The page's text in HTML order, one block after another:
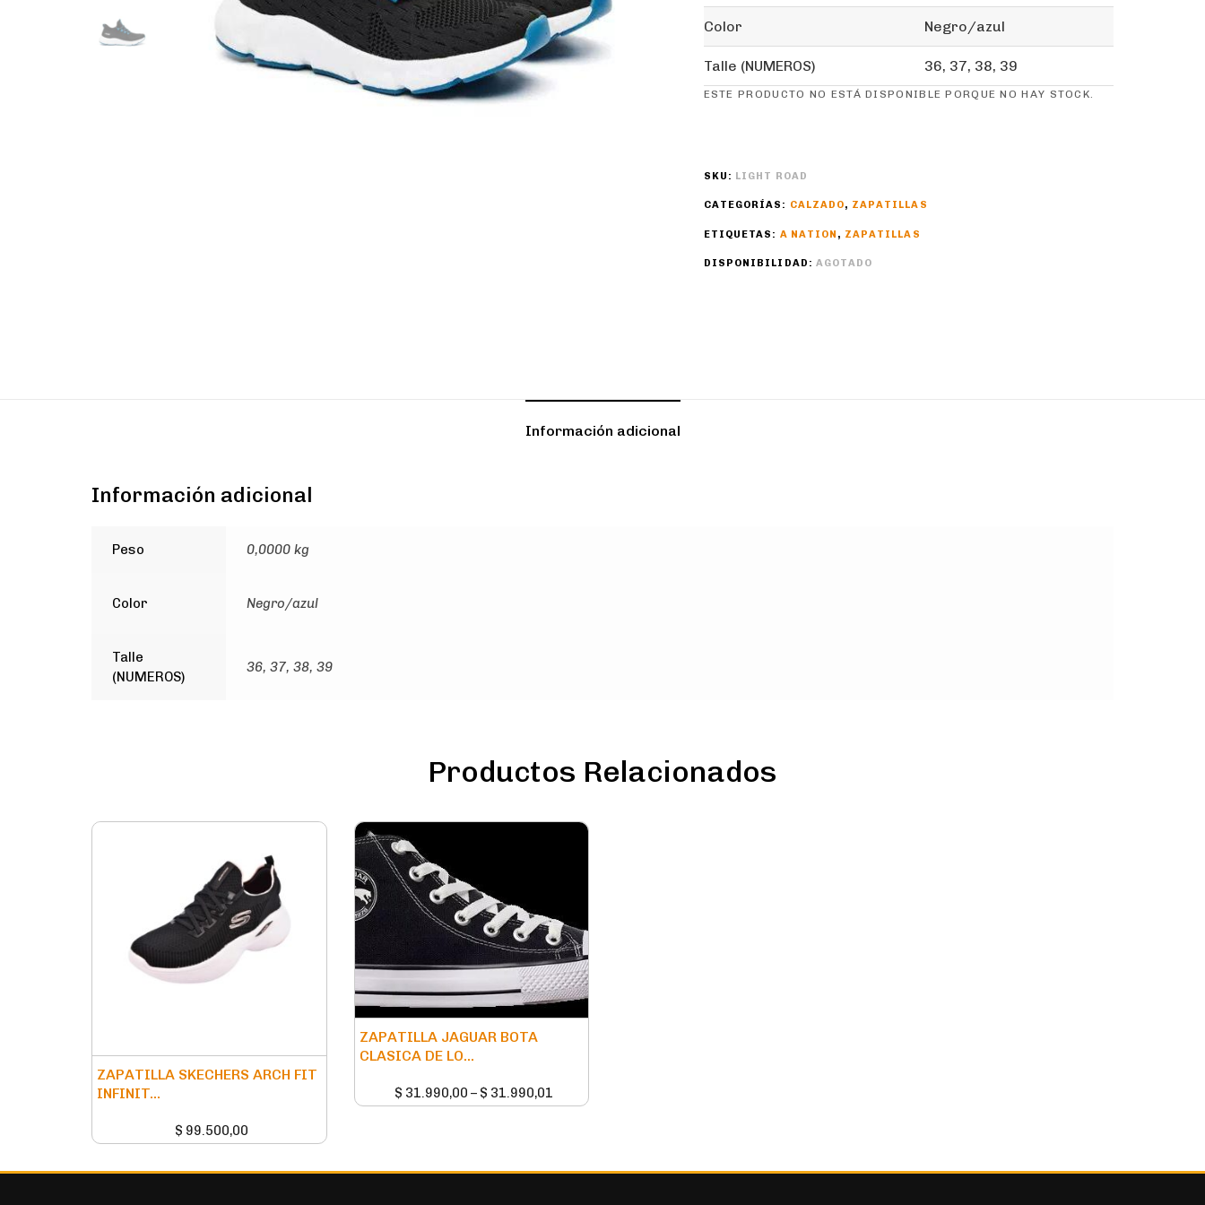
Color Negro/azul
Talle (NUMEROS) 36, 37, 38, 39
ESTE PRODUCTO NO ESTÁ DISPONIBLE PORQUE NO HAY STOCK.
SKU: LIGHT ROAD
CATEGORÍAS: CALZADO, ZAPATILLAS
ETIQUETAS: A NATION , ZAPATILLAS
DISPONIBILIDAD:AGOTADO
Información adicional
Información adicional
Peso 0,0000 kg
Color Negro/azul
Talle
(NUMEROS)
36, 37, 38, 39
Productos Relacionados
ZAPATILLA SKECHERS ARCH FIT
INFINIT...
$ 99.500,00
ZAPATILLA JAGUAR BOTA
CLASICA DE LO...
$ 31.990,00 – $ 31.990,01